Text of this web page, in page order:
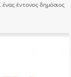
ένας έντονος δημόσιος